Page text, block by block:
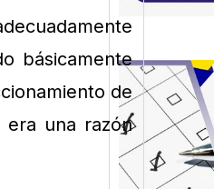
básicamente
de
era una razón